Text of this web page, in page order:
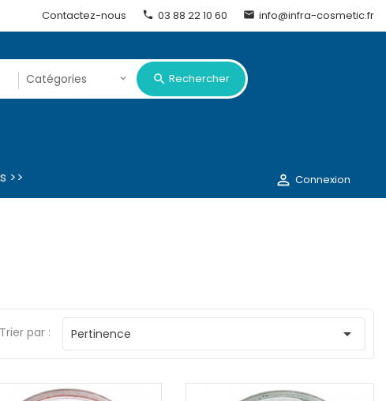
Contactez-nous  03 88 22 10 60  info@infra-cosmetic.fr
Rechercher
>>  Connexion
Trier par : Pertinence 